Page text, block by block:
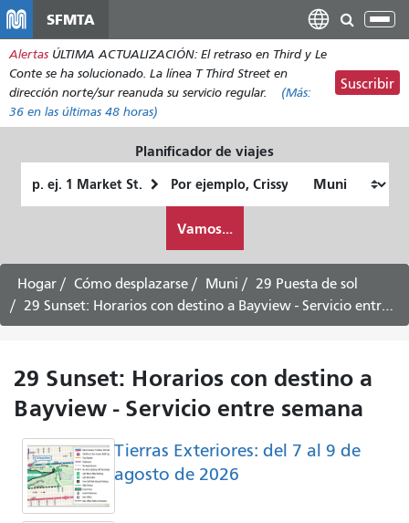
contenido
principal
SFMTA
Alertas ÚLTIMA ACTUALIZACIÓN: El retraso en Third y Le
Conte se ha solucionado. La línea T Third Street en
dirección norte/sur reanuda su servicio regular.
(Más:
36 en las últimas 48 horas)
Suscribir
Planificador de viajes
de
quiero
viajar
Vamos...
Hogar Cómo desplazarse Muni
29 Puesta de sol
29 Sunset: Horarios con destino a Bayview - Servicio entre semana
29 Sunset: Horarios con destino a
Bayview - Servicio entre semana
Tierras Exteriores: del 7 al 9 de
agosto de 2026